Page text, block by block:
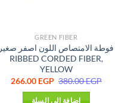
GREEN FIBER
فوطة الامتصاص اللون اصفر صغير
RIBBED CORDED FIBER,
YELLOW
380.00EGP
السعر
هو:
266.00 EGP
إضافة إلى السلة